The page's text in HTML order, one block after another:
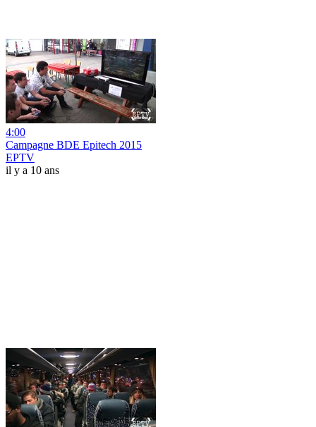
4:00
Campagne BDE Epitech 2015
EPTV
il y a 10 ans